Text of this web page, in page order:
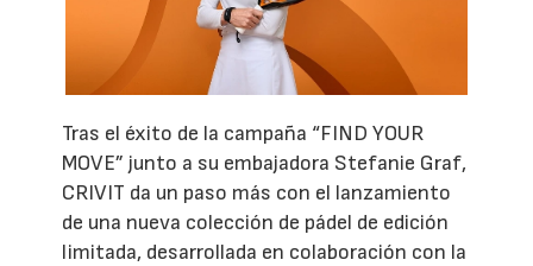
Tras el éxito de la campaña “FIND YOUR
MOVE” junto a su embajadora Stefanie Graf,
CRIVIT da un paso más con el lanzamiento
de una nueva colección de pádel de edición
limitada, desarrollada en colaboración con la